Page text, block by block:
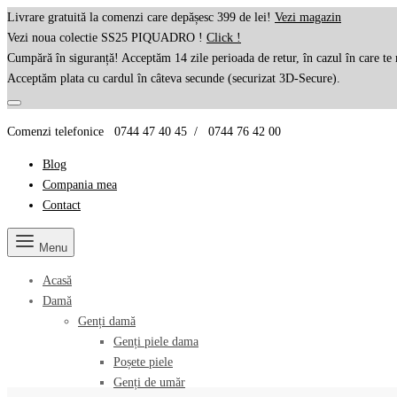
Livrare gratuită la comenzi care depășesc 399 de lei! Vezi magazin
Vezi noua colectie SS25 PIQUADRO ! Click !
Cumpără în siguranță! Acceptăm 14 zile perioada de retur, în cazul în care te
Acceptăm plata cu cardul în câteva secunde (securizat 3D-Secure).
Comenzi telefonice 0744 47 40 45 / 0744 76 42 00
Blog
Compania mea
Contact
Menu
Acasă
Damă
Genți damă
Genți piele dama
Poșete piele
Genți de umăr